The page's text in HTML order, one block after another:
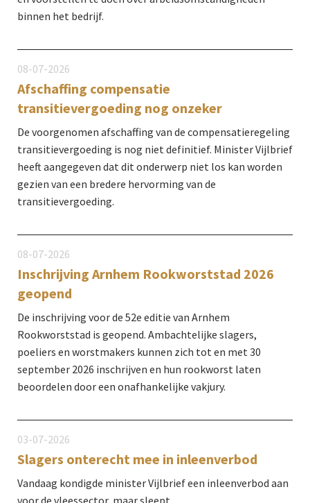
binnen het bedrijf.
08-07-2026
Afschaffing compensatie
transitievergoeding nog onzeker
De voorgenomen afschaffing van de compensatieregeling
transitievergoeding is nog niet definitief. Minister Vijlbrief
heeft aangegeven dat dit onderwerp niet los kan worden
gezien van een bredere hervorming van de
transitievergoeding.
08-07-2026
Inschrijving Arnhem Rookworststad 2026
geopend
De inschrijving voor de 52e editie van Arnhem
Rookworststad is geopend. Ambachtelijke slagers,
poeliers en worstmakers kunnen zich tot en met 30
september 2026 inschrijven en hun rookworst laten
beoordelen door een onafhankelijke vakjury.
03-07-2026
Slagers onterecht mee in inleenverbod
Vandaag kondigde minister Vijlbrief een inleenverbod aan